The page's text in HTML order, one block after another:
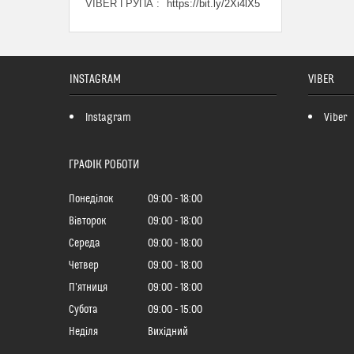
VIBER ГРУПА https://bit.ly/2Xi4lX5
INSTAGRAM
Instagram
VIBER
Viber
ГРАФІК РОБОТИ
Понеділок 09:00
18:00
Вівторок
09:00
18:00
Середа
09:00
18:00
Четвер
09:00
18:00
Пʼятниця
09:00
18:00
Субота
09:00
15:00
Неділя
Вихідний